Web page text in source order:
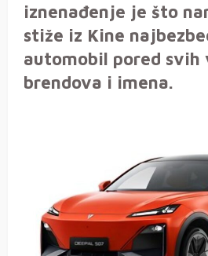
iznenađenje je što
stiže iz Kine
automobil pored svih
brendova i imena.